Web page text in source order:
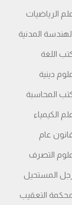
علم الرياضيات
المدنية
اللغة
علوم دينية
المحاسبة
علم الكيمياء
عام
علوم التصرف
المستحيل
التعقیب